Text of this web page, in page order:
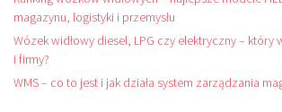
magazynu, logistyki i przemysłu
Wózek widłowy diesel, LPG czy elektryczny – który
i firmy?
WMS – co to jest i jak działa system zarządzania